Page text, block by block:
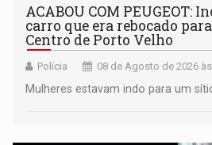
ACABOU COM PEUGEOT:
carro que era rebocado
Centro de Porto Velho
Polícia 08 de Agosto de 2026
Mulheres estavam indo para um